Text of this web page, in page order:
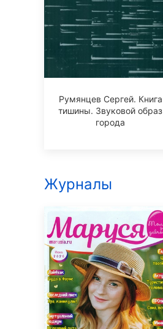
Румянцев Сергей. Книга
тишины. Звуковой образ
города
Журналы